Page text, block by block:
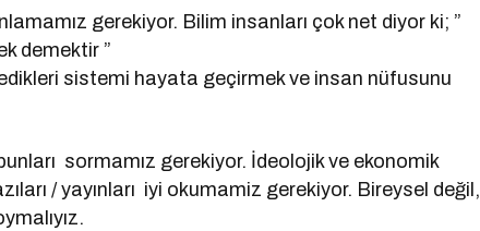
gerekiyor. Bilim insanları çok net diyor ki; ”
demektir ”
sistemi hayata geçirmek ve insan nüfusunu
sormamız gerekiyor. İdeolojik ve ekonomik
/ yayınları iyi okumamiz gerekiyor. Bireysel değil,